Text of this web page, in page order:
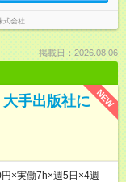
式会社
掲載日：2026.08.06
NEW
手出版社に
×実働7h×週5日×4週